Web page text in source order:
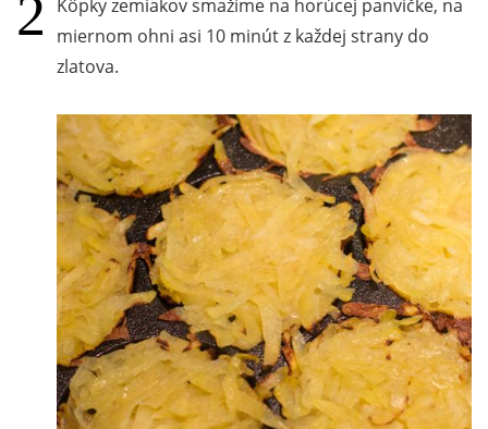
Kôpky zemiakov smažíme na horúcej panvičke, na
miernom ohni asi 10 minút z každej strany do
zlatova.